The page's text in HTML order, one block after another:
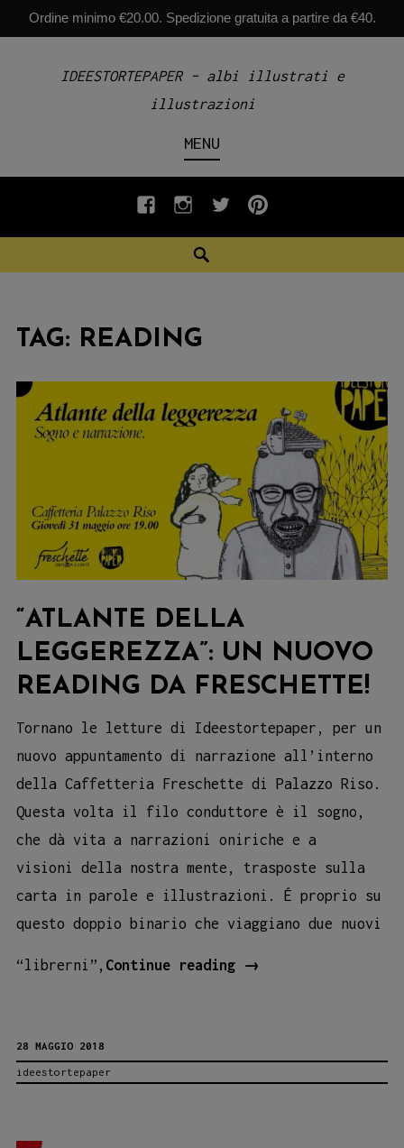
Ordine minimo €20.00. Spedizione gratuita a partire da €40.
IDEESTORTEPAPER – albi illustrati e
illustrazioni
MENU
fb INSTAGRAM
twiterpinterest
TAG: READING
“ATLANTE DELLA
LEGGEREZZA”: UN NUOVO
READING DA FRESCHETTE!
Tornano le letture di Ideestortepaper, per un
nuovo appuntamento di narrazione all’interno
della Caffetteria Freschette di Palazzo Riso.
Questa volta il filo conduttore è il sogno,
che dà vita a narrazioni oniriche e a
visioni della nostra mente, trasposte sulla
carta in parole e illustrazioni. É proprio su
questo doppio binario che viaggiano due nuovi
“librerni”, Continue reading
“Atlante
→
28 MAGGIO 2018
ideestortepaper